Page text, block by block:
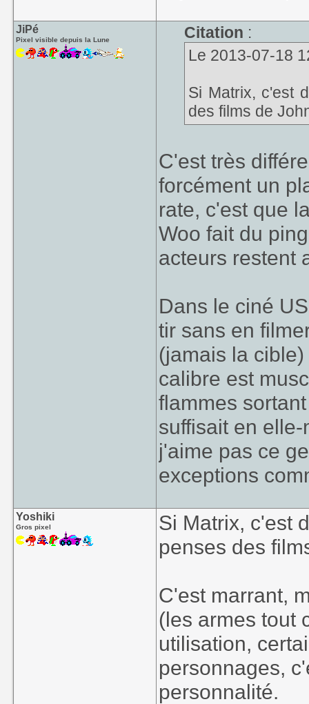
JiPé
Pixel visible depuis la Lune Citation :
Le 2013-07-18
Si Matrix, c'est
des films de
C'est très
forcément un
rate, c'est que
Woo fait du
acteurs restent
Dans le ciné
tir sans en
(jamais la
calibre est
flammes
suffisait en
j'aime pas ce
exceptions
Yoshiki
Gros pixel
Si Matrix, c'est
penses des
C'est marrant,
(les armes tout
utilisation,
personnages,
personnalité.